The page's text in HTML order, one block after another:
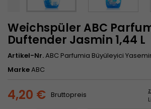
Weichspüler ABC
Duftender Jasmin 1,44 L
Artikel-Nr.ABC Parfumia Büyüleyici
MarkeABC
4,20 € Bruttopreis